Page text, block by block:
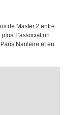
de Master 2 entre
l’association
Nanterre et en